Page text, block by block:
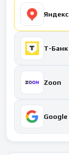
Яндекс
Т-Банк
Zoon
Google